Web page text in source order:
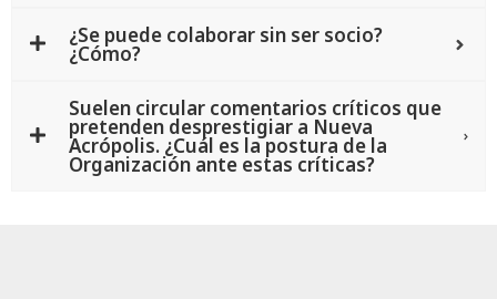
¿Se puede colaborar sin ser socio?
¿Cómo?
Suelen circular comentarios críticos que
pretenden desprestigiar a Nueva
Acrópolis. ¿Cuál es la postura de la
Organización ante estas críticas?